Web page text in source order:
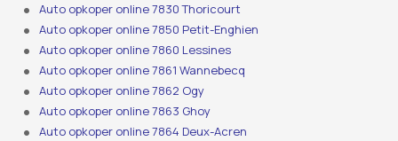
Auto opkoper online 7830 Thoricourt
Auto opkoper online 7850 Petit-Enghien
Auto opkoper online 7860 Lessines
Auto opkoper online 7861 Wannebecq
Auto opkoper online 7862 Ogy
Auto opkoper online 7863 Ghoy
Auto opkoper online 7864 Deux-Acren